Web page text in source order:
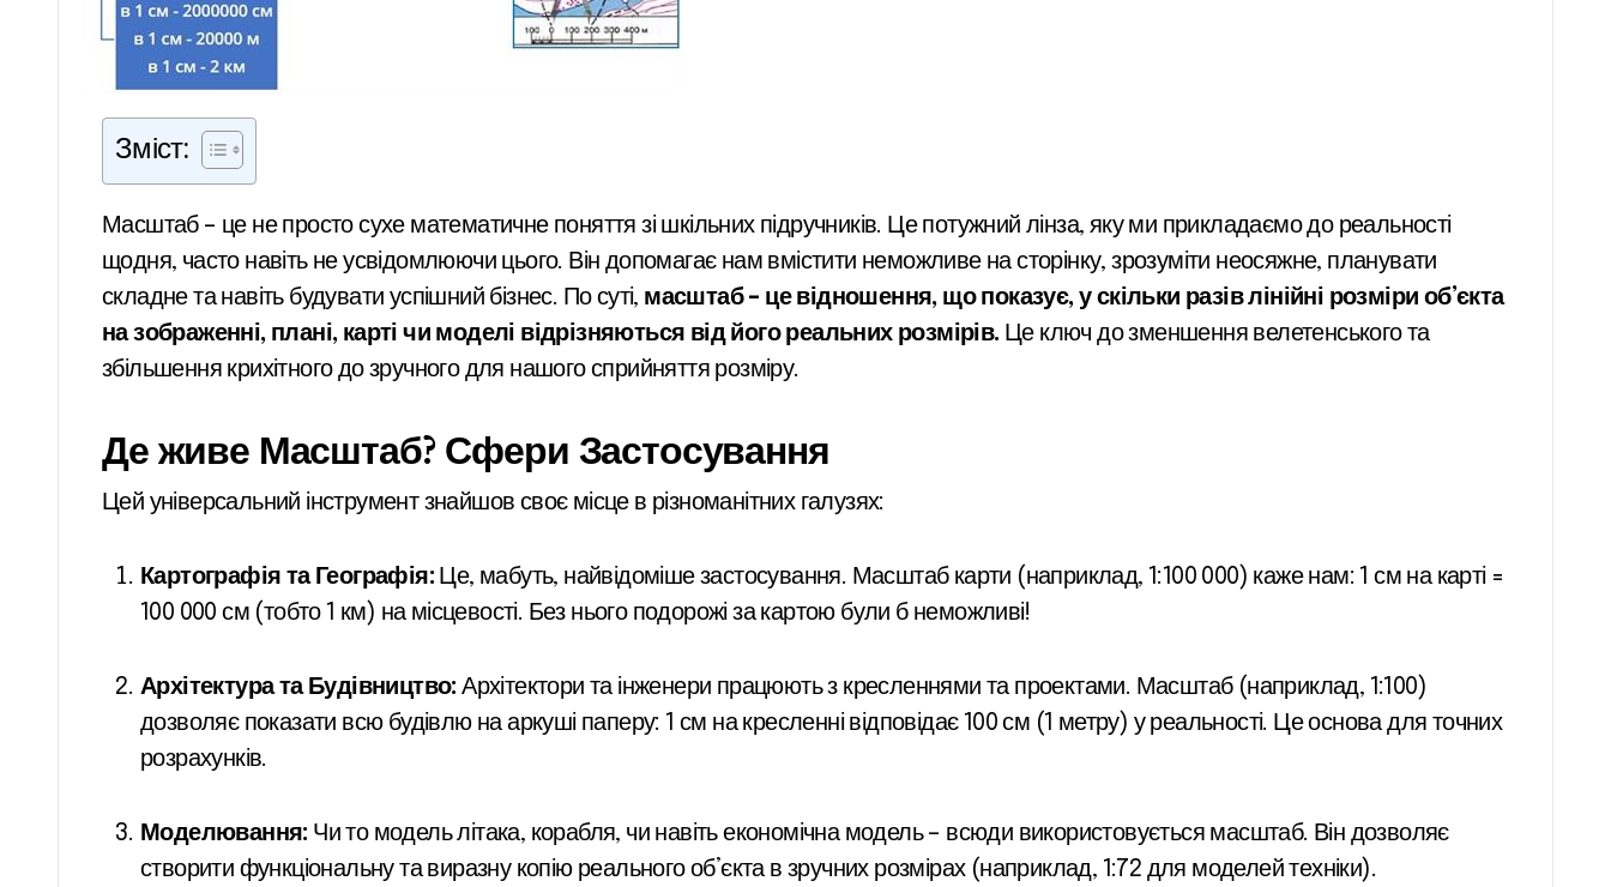
Зміст:
Масштаб – це не просто сухе математичне поняття зі шкільних підручників. Це потужний лінза, яку ми прикладаємо до реальності
щодня, часто навіть не усвідомлюючи цього. Він допомагає нам вмістити неможливе на сторінку, зрозуміти неосяжне, планувати
складне та навіть будувати успішний бізнес. По суті, масштаб – це відношення, що показує, у скільки разів лінійні розміри об’єкта
на зображенні, плані, карті чи моделі відрізняються від його реальних розмірів. Це ключ до зменшення велетенського та
збільшення крихітного до зручного для нашого сприйняття розміру.
Де живе Масштаб? Сфери Застосування
Цей універсальний інструмент знайшов своє місце в різноманітних галузях:
Картографія та Географія: Це, мабуть, найвідоміше застосування. Масштаб карти (наприклад, 1:100 000) каже нам: 1 см на карті =
100 000 см (тобто 1 км) на місцевості. Без нього подорожі за картою були б неможливі!
Архітектура та Будівництво: Архітектори та інженери працюють з кресленнями та проектами. Масштаб (наприклад, 1:100)
дозволяє показати всю будівлю на аркуші паперу: 1 см на кресленні відповідає 100 см (1 метру) у реальності. Це основа для точних
розрахунків.
Моделювання: Чи то модель літака, корабля, чи навіть економічна модель – всюди використовується масштаб. Він дозволяє
створити функціональну та виразну копію реального об’єкта в зручних розмірах (наприклад, 1:72 для моделей техніки).